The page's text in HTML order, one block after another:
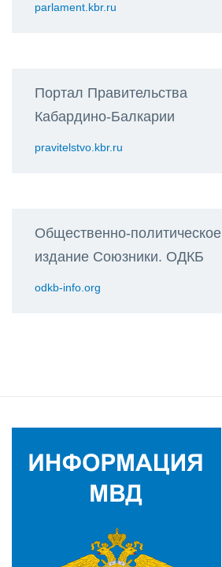
parlament.kbr.ru
Портал Правительства
Кабардино-Балкарии
pravitelstvo.kbr.ru
Общественно-политическое
издание Союзники. ОДКБ
odkb-info.org